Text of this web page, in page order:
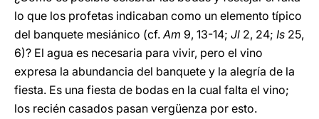
lo que los profetas indicaban como un elemento típico
del banquete mesiánico (cf.Am 9, 13-14; Jl 2, 24; Is 25,
6)? El agua es necesaria para vivir, pero el vino
expresa la abundancia del banquete y la alegría de la
fiesta. Es una fiesta de bodas en la cual falta el vino;
los recién casados pasan vergüenza por esto.